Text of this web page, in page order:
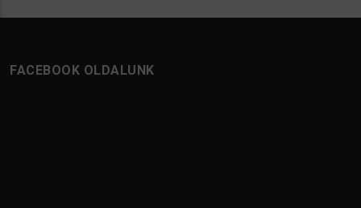
FACEBOOK OLDALUNK